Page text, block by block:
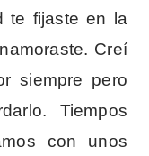
te fijaste en la
Creí
siempre pero
Tiempos
con unos